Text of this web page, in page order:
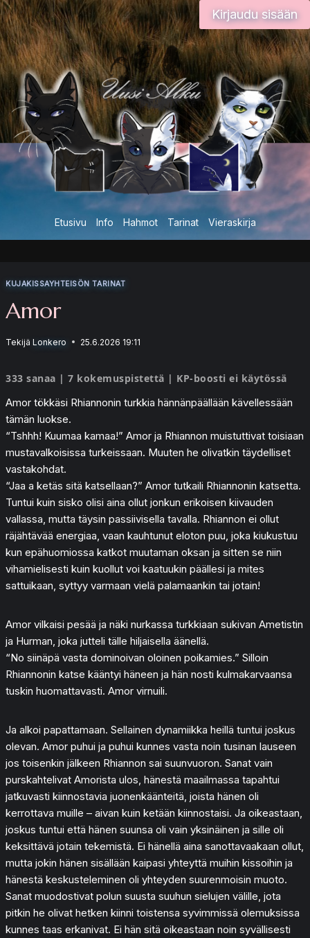
Siirry
sisältöön
Kirjaudu sisään
Etusivu Info Hahmot Tarinat Vieraskirja
KUJAKISSAYHTEISÖN TARINAT
Amor
Tekijä Lonkero 25.6.2026 19:11
333 sanaa | 7 kokemuspistettä | KP-boosti ei käytössä
Amor tökkäsi Rhiannonin turkkia hännänpäällään kävellessään
tämän luokse.
“Tshhh! Kuumaa kamaa!” Amor ja Rhiannon muistuttivat toisiaan
mustavalkoisissa turkeissaan. Muuten he olivatkin täydelliset
vastakohdat.
“Jaa a ketäs sitä katsellaan?” Amor tutkaili Rhiannonin katsetta.
Tuntui kuin sisko olisi aina ollut jonkun erikoisen kiivauden
vallassa, mutta täysin passiivisella tavalla. Rhiannon ei ollut
räjähtävää energiaa, vaan kauhtunut eloton puu, joka kiukustuu
kun epähuomiossa katkot muutaman oksan ja sitten se niin
vihamielisesti kuin kuollut voi kaatuukin päällesi ja mites
sattuikaan, syttyy varmaan vielä palamaankin tai jotain!
Amor vilkaisi pesää ja näki nurkassa turkkiaan sukivan Ametistin
ja Hurman, joka jutteli tälle hiljaisella äänellä.
“No siinäpä vasta dominoivan oloinen poikamies.” Silloin
Rhiannonin katse kääntyi häneen ja hän nosti kulmakarvaansa
tuskin huomattavasti. Amor virnuili.
Ja alkoi papattamaan. Sellainen dynamiikka heillä tuntui joskus
olevan. Amor puhui ja puhui kunnes vasta noin tusinan lauseen
jos toisenkin jälkeen Rhiannon sai suunvuoron. Sanat vain
purskahtelivat Amorista ulos, hänestä maailmassa tapahtui
jatkuvasti kiinnostavia juonenkäänteitä, joista hänen oli
kerrottava muille – aivan kuin ketään kiinnostaisi. Ja oikeastaan,
joskus tuntui että hänen suunsa oli vain yksinäinen ja sille oli
keksittävä jotain tekemistä. Ei hänellä aina sanottavaakaan ollut,
mutta jokin hänen sisällään kaipasi yhteyttä muihin kissoihin ja
hänestä keskusteleminen oli yhteyden suurenmoisin muoto.
Sanat muodostivat polun suusta suuhun sielujen välille, jota
pitkin he olivat hetken kiinni toistensa syvimmissä olemuksissa
kunnes taas erkanivat. Ei hän sitä oikeastaan noin syvällisesti